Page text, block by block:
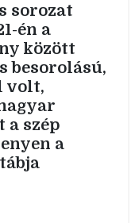
sorozat
én a
között
besorolású,
volt,
a szép
a